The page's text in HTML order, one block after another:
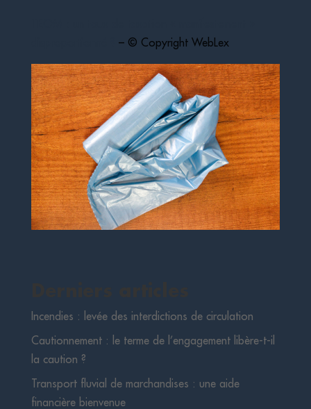
– © Copyright WebLex
Incendies : levée des interdictions de circulation
Cautionnement : le terme de l’engagement libère-t-il
la caution ?
Transport fluvial de marchandises : une aide
financière bienvenue